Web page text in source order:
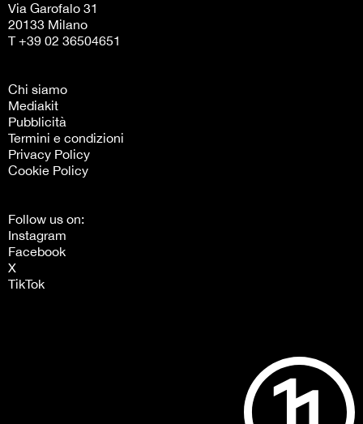
Via Garofalo 31
20133 Milano
T +39 02 36504651
Chi siamo
Mediakit
Pubblicità
Termini e condizioni
Privacy Policy
Cookie Policy
Follow us on:
Instagram
Facebook
X
TikTok